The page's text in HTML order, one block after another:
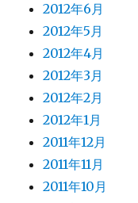
2012年6月
2012年5月
2012年4月
2012年3月
2012年2月
2012年1月
2011年12月
2011年11月
2011年10月